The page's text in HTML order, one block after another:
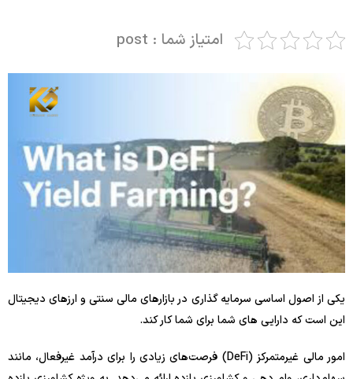
امتیاز شما : post
یکی از اصول اساسی سرمایه گذاری در بازارهای مالی سنتی و ارزهای دیجیتال
این است که دارایی های شما برای شما کار کند.
امور مالی غیرمتمرکز (DeFi) فرصت‌های زیادی را برای درآمد غیرفعال، مانند